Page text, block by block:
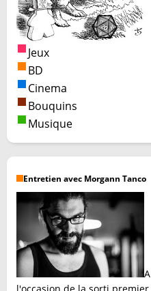
Jeux
BD
Cinema
Bouquins
Musique
Entretien avec Morgann Tanco
A